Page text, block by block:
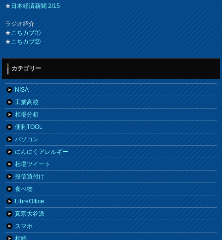
★日本経済新聞 2/15
ラジオ紹介
★こちカブ①
★こちカブ②
カテゴリー
NISA
工業高校
相場分析
便利TOOL
パソコン
にんにくアレルギー
相場ツイート
投信買付け
食べ物
LibreOffice
真宗大谷派
スマホ
相続